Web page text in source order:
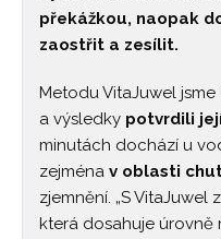
překážkou, naopak
zaostřit a zesílit.
Metodu VitaJuwel jsme
a výsledky potvrdili
minutách dochází u
zejména v oblasti
zjemnění. „S
která dosahuje úrovně